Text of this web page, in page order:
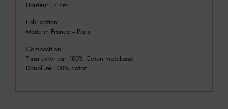
Hauteur: 17 cm
Fabrication:
Made in France – Paris
Composition:
Tissu extérieur: 100% Coton matelassé
Doublure: 100% coton